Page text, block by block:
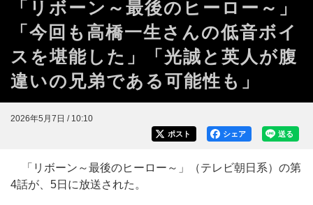
「リボーン～最後のヒーロー～」
「今回も高橋一生さんの低音ボイ
スを堪能した」「光誠と英人が腹
違いの兄弟である可能性も」
2026年5月7日 / 10:10
送る
シェア
ポスト
「リボーン～最後のヒーロー～」（テレビ朝日系）の第
4話が、5日に放送された。